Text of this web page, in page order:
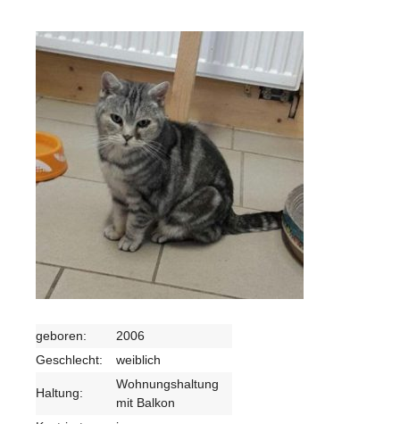
geboren:
2006
Geschlecht:
weiblich
Haltung:
Wohnungshaltung
mit Balkon